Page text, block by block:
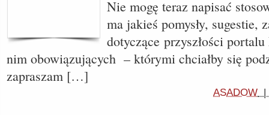
Nie mogę teraz napisać
ma jakieś pomysły, sugestie,
dotyczące przyszłości
nim obowiązujących – którymi chciałby się
zapraszam […]
ASADOW